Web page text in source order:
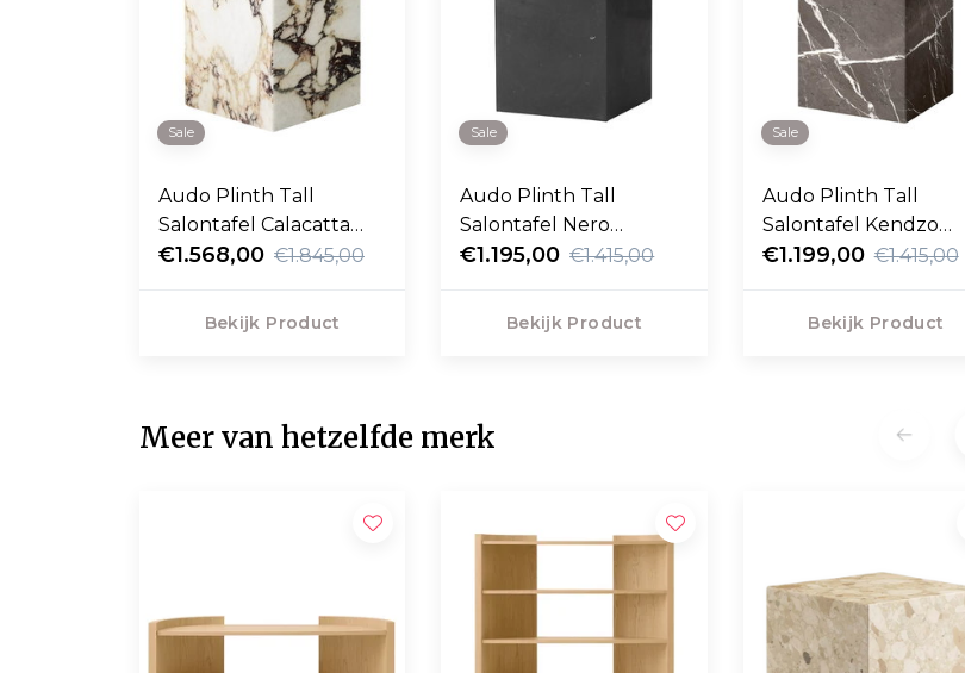
Sale
Audo Plinth Tall
Salontafel Calacatta
Viola marmer 51cm
€1.568,00 €1.845,00
Bekijk Product
Sale
Audo Plinth Tall
Salontafel Nero
Marquina marmer 51cm
€1.195,00 €1.415,00
Bekijk Product
Sale
Audo Plinth Tall
Salontafel Kendzo
marmer 51cm
€1.199,00 €1.415,00
Bekijk Product
Meer van hetzelfde merk